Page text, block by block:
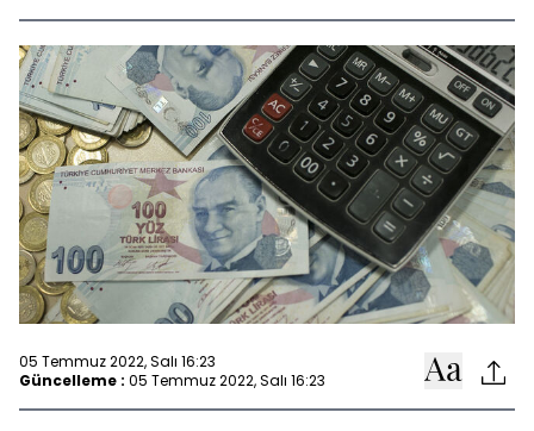
05 Temmuz 2022, Salı 16:23
Güncelleme : 05 Temmuz 2022, Salı 16:23